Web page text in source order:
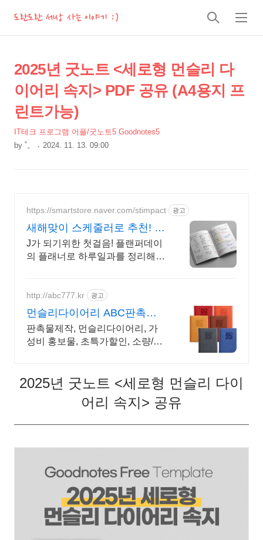
도란도란 세상 사는 이야기 :)
검
메
상
세
컨
텐
츠
본
제
목
2025년 굿노트 <세로형 먼슬리 다
이어리 속지> PDF 공유 (A4용지 프
린트가능)
IT테크 프로그램 어플/굿노트5 Goodnotes5
by ˚。 2024. 11. 13. 09:00
https://smartstore.naver.com/stimpact 광고
새해맞이 스케줄러로 추천! 하
루를 효율적으로 완벽하게
J가 되기위한 첫걸음! 플랜퍼데이
의 플래너로 하루일과를 정리해보
이 다이어리를 만나보세요!
http://abc777.kr 광고
먼슬리다이어리 ABC판촉물
기업/관공서 후결제
판촉물제작, 먼슬리다이어리, 가
성비 홍보물, 초특가할인, 소량/대
2025년 굿노트 <세로형 먼슬리 다이
어리 속지> 공유